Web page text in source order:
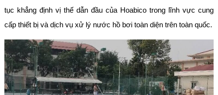
tục khẳng định vị thế dẫn đầu của Hoabico trong lĩnh vực cung
cấp thiết bị và dịch vụ xử lý nước hồ bơi toàn diện trên toàn quốc.